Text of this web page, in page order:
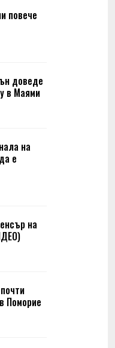
повече
доведе
в Маями
на
е
на
Поморие